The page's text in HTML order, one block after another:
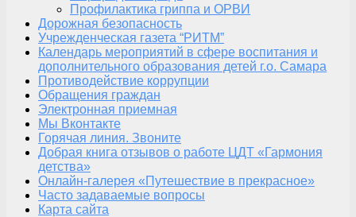
Профилактика гриппа и ОРВИ
Дорожная безопасность
Учрежденческая газета “РИТМ”
Календарь мероприятий в сфере воспитания и
дополнительного образования детей г.о. Самара
Противодействие коррупции
Обращения граждан
Электронная приемная
Мы Вконтакте
Горячая линия. Звоните
Добрая книга отзывов о работе ЦДТ «Гармония
детства»
Онлайн-галерея «Путешествие в прекрасное»
Часто задаваемые вопросы
Карта сайта